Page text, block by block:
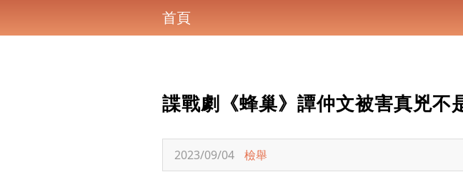
首頁
諜戰劇《蜂巢》譚仲文被害真兇不
2023/09/04 檢舉